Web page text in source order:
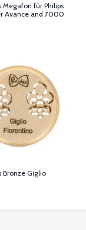
Megafon für Philips
Avance and 7000
Bronze Giglio